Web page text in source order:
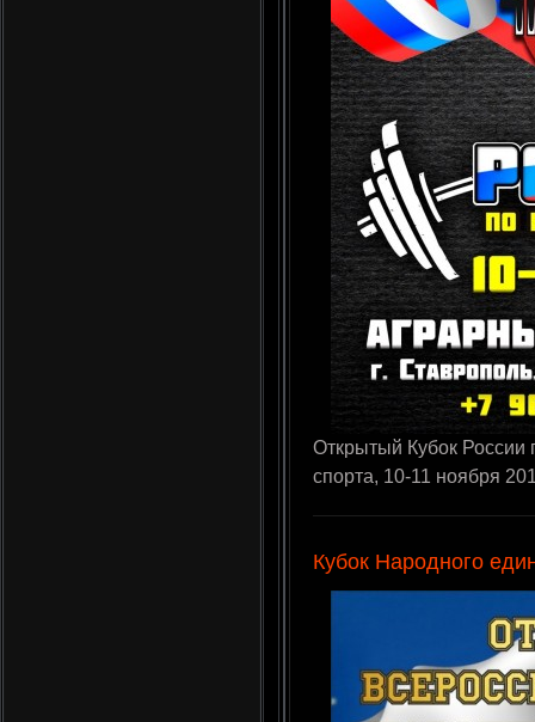
Открытый Кубок России
спорта, 10-11 ноября
Кубок Народного